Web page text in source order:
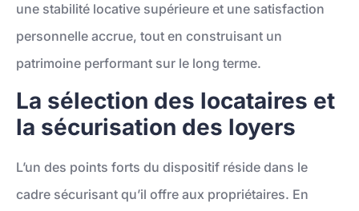
une stabilité locative supérieure et une satisfaction
personnelle accrue, tout en construisant un
patrimoine performant sur le long terme.
La sélection des locataires et
la sécurisation des loyers
L’un des points forts du dispositif réside dans le
cadre sécurisant qu’il offre aux propriétaires. En